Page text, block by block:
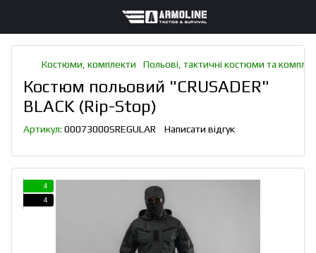
Костюми, комплекти Польові, тактичні костюми та
Костюм польовий "CRUSADER"
BLACK (Rip-Stop)
Артикул: 00073000SREGULAR Написати відгук
4
4